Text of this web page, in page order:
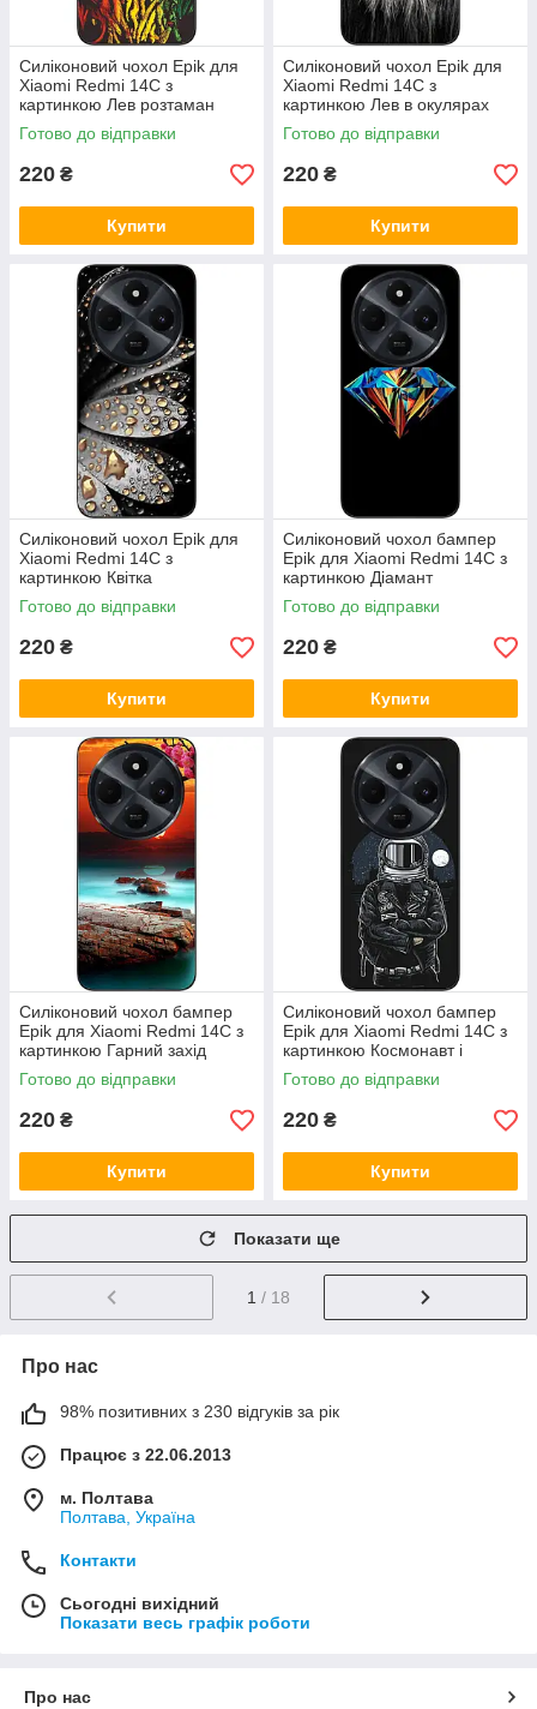
Силіконовий чохол Epik для
Xiaomi Redmi 14C з
картинкою Лев розтаман
Готово до відправки
220 ₴
Купити
Силіконовий чохол Epik для
Xiaomi Redmi 14C з
картинкою Лев в окулярах
Готово до відправки
220 ₴
Купити
Силіконовий чохол Epik для
Xiaomi Redmi 14C з
картинкою Квітка
Готово до відправки
220 ₴
Купити
Силіконовий чохол бампер
Epik для Xiaomi Redmi 14C з
картинкою Діамант
Готово до відправки
220 ₴
Купити
Силіконовий чохол бампер
Epik для Xiaomi Redmi 14C з
картинкою Гарний захід
сонця
Готово до відправки
220 ₴
Купити
Силіконовий чохол бампер
Epik для Xiaomi Redmi 14C з
картинкою Космонавт і
місяць
Готово до відправки
220 ₴
Купити
Показати ще
1 / 18
Про нас
98% позитивних з 230 відгуків за рік
Працює з 22.06.2013
м. Полтава
Полтава, Україна
Контакти
Сьогодні вихідний
Показати весь графік роботи
Про нас